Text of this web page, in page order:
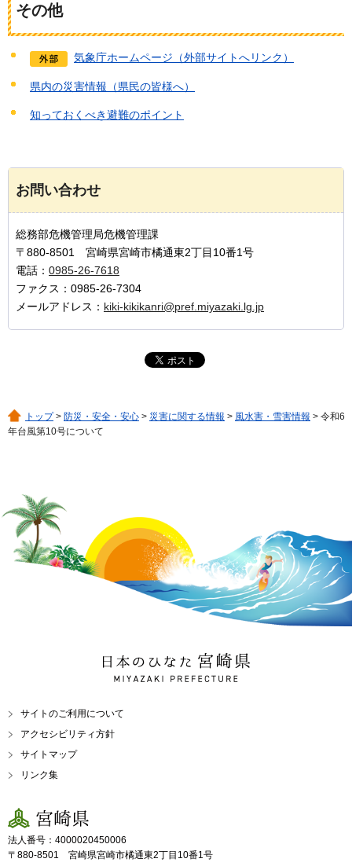
その他
気象庁ホームページ（外部サイトへリンク）
県内の災害情報（県民の皆様へ）
知っておくべき避難のポイント
お問い合わせ
総務部危機管理局危機管理課
〒880-8501 宮崎県宮崎市橘通東2丁目10番1号
電話： 0985-26-7618
ファクス：0985-26-7304
メールアドレス： kiki-kikikanri@pref.miyazaki.lg.jp
トップ> 防災・安全・安心 > 災害に関する情報 > 風水害・雪害情報 > 令和6
年台風第10号について
日本のひなた 宮崎県
MIYAZAKI PREFECTURE
サイトのご利用について
アクセシビリティ方針
サイトマップ
リンク集
宮崎県
法人番号：4000020450006
〒880-8501 宮崎県宮崎市橘通東2丁目10番1号